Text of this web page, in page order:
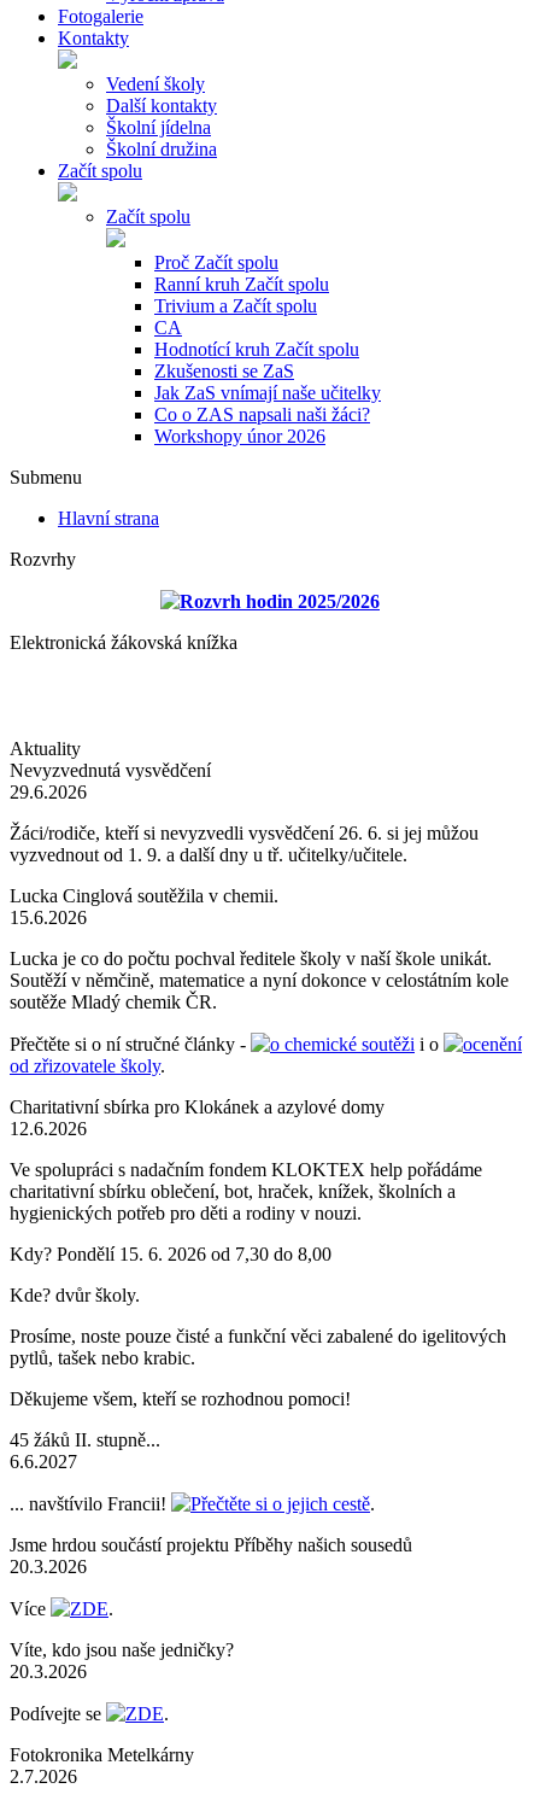
Fotogalerie
Kontakty
Vedení školy
Další kontakty
Školní jídelna
Školní družina
Začít spolu
Začít spolu
Proč Začít spolu
Ranní kruh Začít spolu
Trivium a Začít spolu
CA
Hodnotící kruh Začít spolu
Zkušenosti se ZaS
Jak ZaS vnímají naše učitelky
Co o ZAS napsali naši žáci?
Workshopy únor 2026
Submenu
Hlavní strana
Rozvrhy
Rozvrh hodin 2025/2026
Elektronická žákovská knížka
Aktuality
Nevyzvednutá vysvědčení
29.6.2026
Žáci/rodiče, kteří si nevyzvedli vysvědčení 26. 6. si jej můžou
vyzvednout od 1. 9. a další dny u tř. učitelky/učitele.
Lucka Cinglová soutěžila v chemii.
15.6.2026
Lucka je co do počtu pochval ředitele školy v naší škole unikát.
Soutěží v němčině, matematice a nyní dokonce v celostátním kole
soutěže Mladý chemik ČR.
Přečtěte si o ní stručné články - o chemické soutěži i o
ocenění
od zřizovatele školy.
Charitativní sbírka pro Klokánek a azylové domy
12.6.2026
Ve spolupráci s nadačním fondem KLOKTEX help pořádáme
charitativní sbírku oblečení, bot, hraček, knížek, školních a
hygienických potřeb pro děti a rodiny v nouzi.
Kdy? Pondělí 15. 6. 2026 od 7,30 do 8,00
Kde? dvůr školy.
Prosíme, noste pouze čisté a funkční věci zabalené do igelitových
pytlů, tašek nebo krabic.
Děkujeme všem, kteří se rozhodnou pomoci!
45 žáků II. stupně...
6.6.2027
... navštívilo Francii! Přečtěte si o jejich cestě.
Jsme hrdou součástí projektu Příběhy našich sousedů
20.3.2026
Více ZDE.
Víte, kdo jsou naše jedničky?
20.3.2026
Podívejte se ZDE.
Fotokronika Metelkárny
2.7.2026